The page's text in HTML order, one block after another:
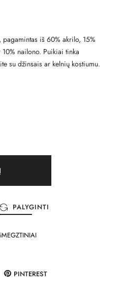
iš 60% akrilo, 15%
nailono. Puikiai tinka
su džinsais ar kelnių kostiumu.
PALYGINTI
MEGZTINIAI
PINTEREST